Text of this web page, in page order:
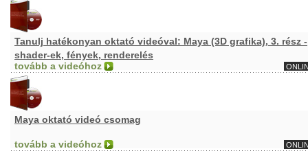
Tanulj hatékonyan oktató videóval: Maya (3D grafika), 3. rész -
shader-ek, fények, renderelés
tovább a videóhoz
Maya oktató videó csomag
tovább a videóhoz